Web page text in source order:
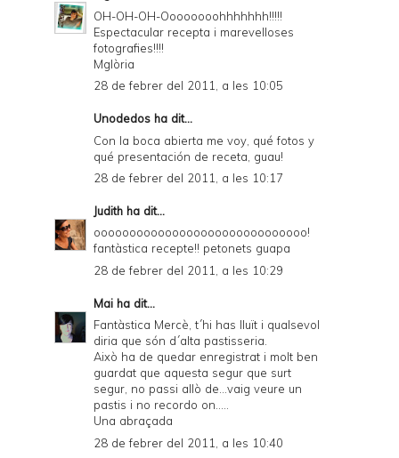
OH-OH-OH-Oooooooohhhhhhh!!!!!
Espectacular recepta i marevelloses
fotografies!!!!
Mglòria
28 de febrer del 2011, a les 10:05
Unodedos ha dit...
Con la boca abierta me voy, qué fotos y
qué presentación de receta, guau!
28 de febrer del 2011, a les 10:17
Judith ha dit...
oooooooooooooooooooooooooooooo!
fantàstica recepte!! petonets guapa
28 de febrer del 2011, a les 10:29
Mai ha dit...
Fantàstica Mercè, t´hi has lluït i qualsevol
diria que són d´alta pastisseria.
Això ha de quedar enregistrat i molt ben
guardat que aquesta segur que surt
segur, no passi allò de...vaig veure un
pastis i no recordo on.....
Una abraçada
28 de febrer del 2011, a les 10:40